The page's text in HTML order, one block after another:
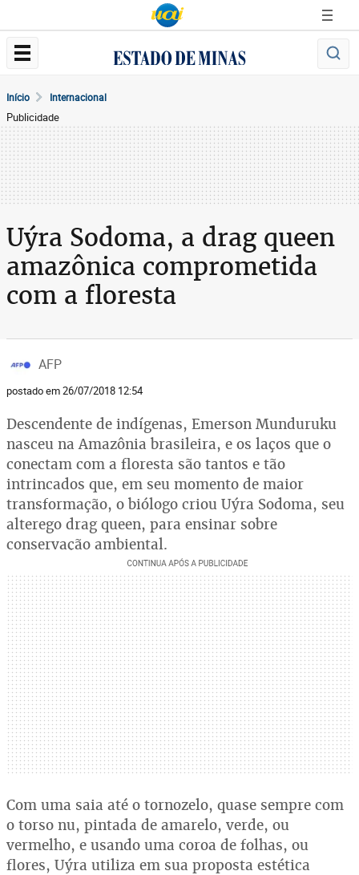
Início Internacional
Publicidade
Uýra Sodoma, a drag queen
amazônica comprometida
com a floresta
AFP
postado em 26/07/2018 12:54
Descendente de indígenas, Emerson Munduruku
nasceu na Amazônia brasileira, e os laços que o
conectam com a floresta são tantos e tão
intrincados que, em seu momento de maior
transformação, o biólogo criou Uýra Sodoma, seu
alterego drag queen, para ensinar sobre
conservação ambiental.
Com uma saia até o tornozelo, quase sempre com
o torso nu, pintada de amarelo, verde, ou
vermelho, e usando uma coroa de folhas, ou
flores, Uýra utiliza em sua proposta estética